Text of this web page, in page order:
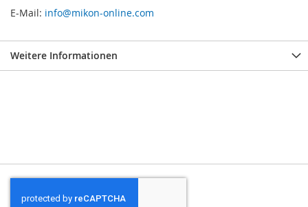
E-Mail: info@mikon-online.com
Weitere Informationen